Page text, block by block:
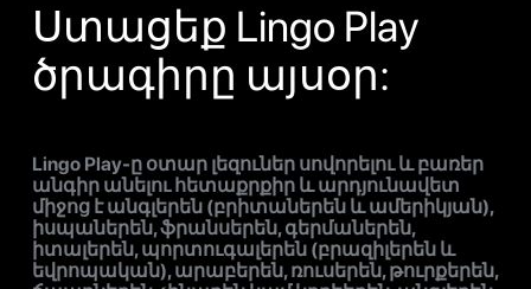
Ստացեք Lingo Play
ծրագիրը այսօր:
Lingo Play-ը օտար լեզուներ սովորելու և բառեր
անգիր անելու հետաքրքիր և արդյունավետ
միջոց է անգլերեն (բրիտաներեն և ամերիկյան),
իսպաներեն, ֆրանսերեն, գերմաներեն,
իտալերեն, պորտուգալերեն (բրազիլերեն և
եվրոպական), արաբերեն, ռուսերեն, թուրքերեն,